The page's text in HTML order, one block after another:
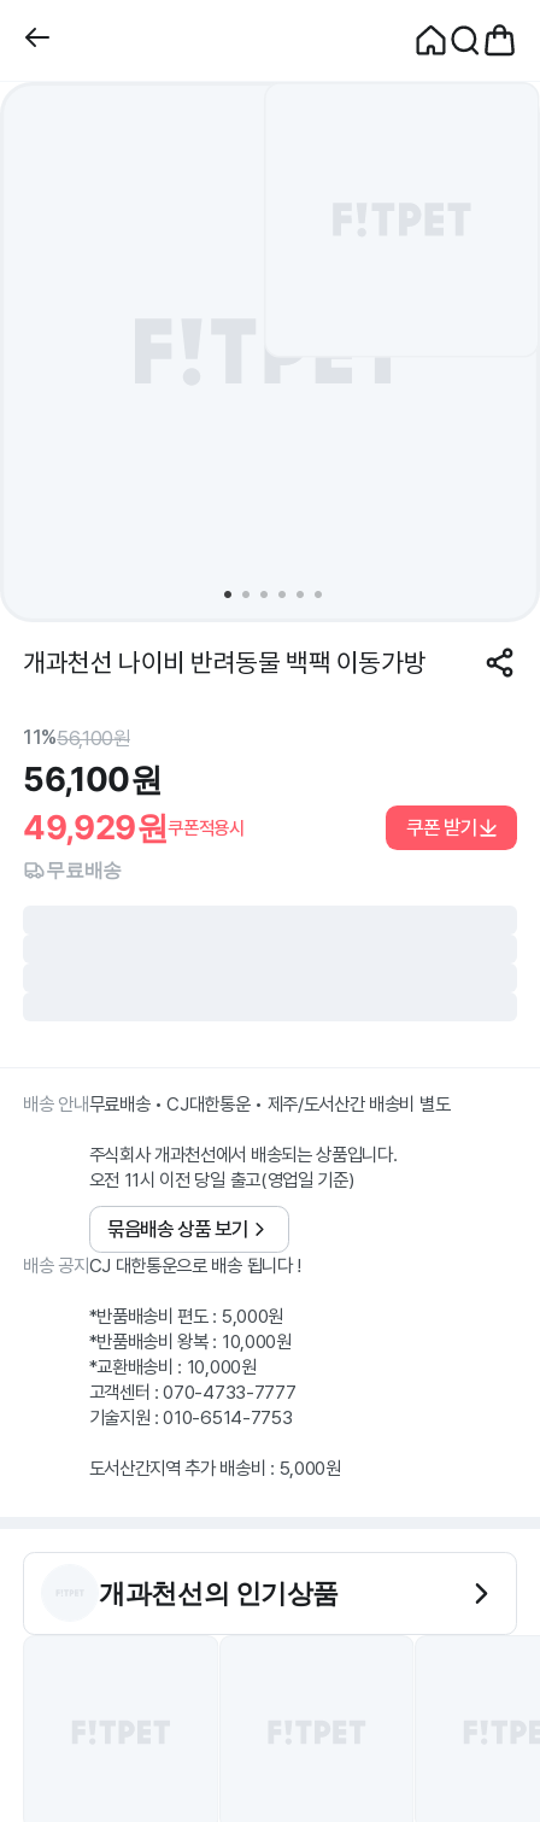
개과천선 나이비 반려동물 백팩 이동가방
11%56,100원
56,100원
49,929원쿠폰적용시 쿠폰 받기
무료배송
배송 안내무료배송 • CJ대한통운 • 제주/도서산간 배송비 별도
주식회사 개과천선에서 배송되는 상품입니다.
오전 11시 이전 당일 출고(영업일 기준)
묶음배송 상품 보기
배송 공지 CJ 대한통운으로 배송 됩니다 !
*반품배송비 편도 : 5,000원
*반품배송비 왕복 : 10,000원
*교환배송비 : 10,000원
고객센터 : 070-4733-7777
기술지원 : 010-6514-7753
도서산간지역 추가 배송비 : 5,000원
개과천선의 인기상품